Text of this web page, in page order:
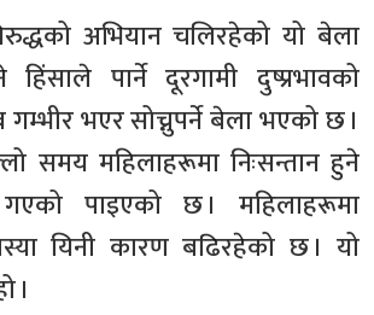
अभियान चलिरहेको यो बेला
पार्ने दूरगामी दुष्प्रभावको
भएर सोच्नुपर्ने बेला भएको छ ।
समय महिलाहरूमा निःसन्तान हुने
पाइएको छ । महिलाहरूमा
यिनी कारण बढिरहेको छ । यो
।